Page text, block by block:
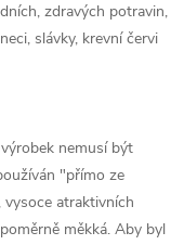
zdravých potravin,
slávky, krevní červi
nemusí být
"přímo ze
atraktivních
měkká. Aby byl